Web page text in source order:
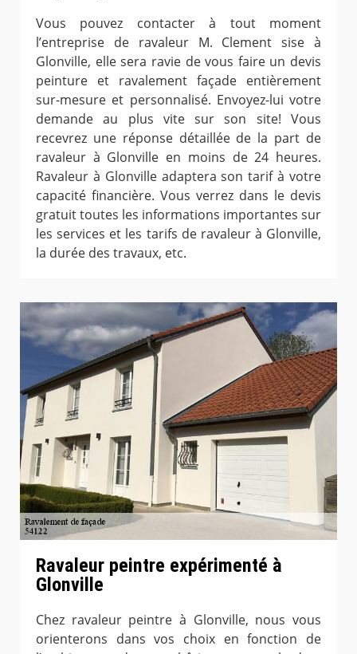
Vous pouvez contacter à tout moment
l’entreprise de ravaleur M. Clement sise à
Glonville, elle sera ravie de vous faire un devis
peinture et ravalement façade entièrement
sur-mesure et personnalisé. Envoyez-lui votre
demande au plus vite sur son site! Vous
recevrez une réponse détaillée de la part de
ravaleur à Glonville en moins de 24 heures.
Ravaleur à Glonville adaptera son tarif à votre
capacité financière. Vous verrez dans le devis
gratuit toutes les informations importantes sur
les services et les tarifs de ravaleur à Glonville,
la durée des travaux, etc.
Ravaleur peintre expérimenté à
Glonville
Chez ravaleur peintre à Glonville, nous vous
orienterons dans vos choix en fonction de